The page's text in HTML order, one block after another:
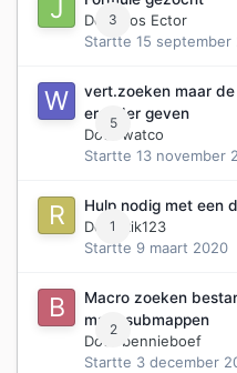
3
Door
Jos Ector
Startte 15 september
5
vert.zoeken maar
eronder geven
Door
watco
Startte 13 november
1
Hulp nodig met een
Door
Rik123
Startte 9 maart 2020
2
Macro zoeken
map+submappen
Door bennieboef
Startte 3 december